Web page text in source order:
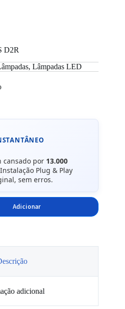
D2R
, Lâmpadas LED
cansado por 13.000
Plug & Play
sem erros.
Adicionar
adicional